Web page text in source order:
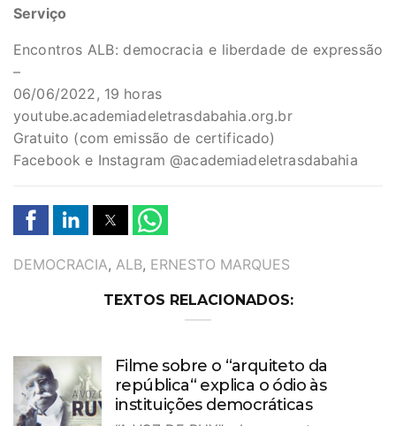
Serviço
Encontros ALB: democracia e liberdade de expressão
–
06/06/2022, 19 horas
youtube.academiadeletrasdabahia.org.br
Gratuito (com emissão de certificado)
Facebook e Instagram @academiadeletrasdabahia
TAGS
DEMOCRACIA, ALB, ERNESTO MARQUES
TEXTOS RELACIONADOS:
Filme sobre o “arquiteto da
república“ explica o ódio às
instituições democráticas